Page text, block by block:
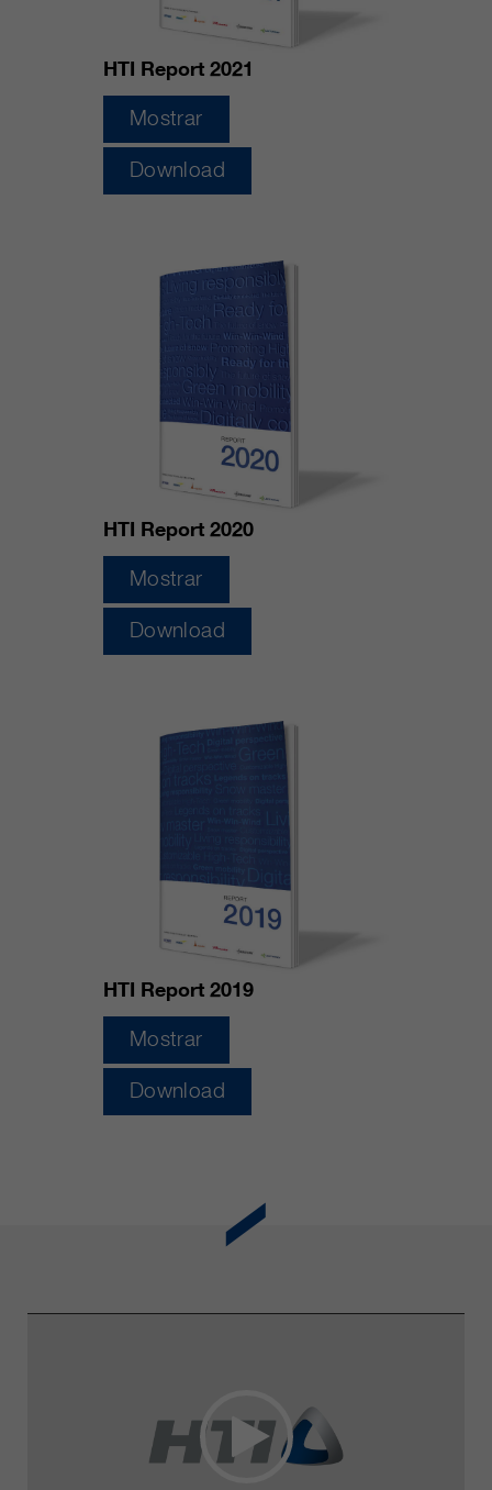
HTI Report 2021
Mostrar
Download
HTI Report 2020
Mostrar
Download
HTI Report 2019
Mostrar
Download